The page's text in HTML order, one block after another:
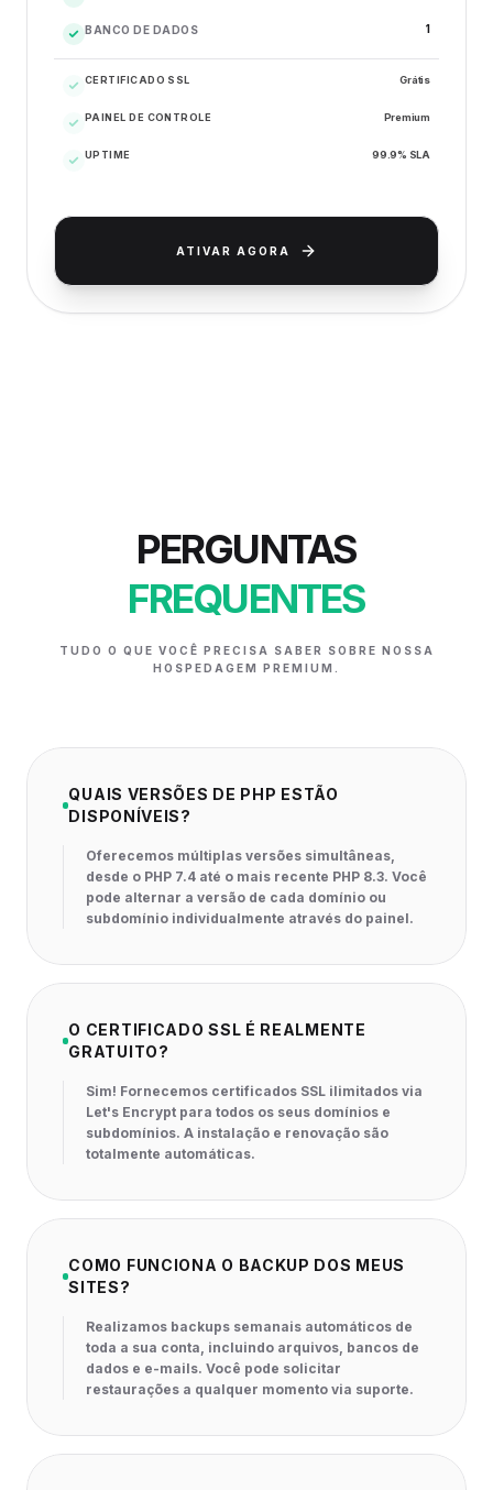
BANCO DE DADOS 1
CERTIFICADO SSL Grátis
PAINEL DE CONTROLE Premium
UPTIME 99.9% SLA
ATIVAR AGORA
PERGUNTAS
FREQUENTES
TUDO O QUE VOCÊ PRECISA SABER SOBRE NOSSA
HOSPEDAGEM PREMIUM.
QUAIS VERSÕES DE PHP ESTÃO
DISPONÍVEIS?
Oferecemos múltiplas versões simultâneas,
desde o PHP 7.4 até o mais recente PHP 8.3. Você
pode alternar a versão de cada domínio ou
subdomínio individualmente através do painel.
O CERTIFICADO SSL É REALMENTE
GRATUITO?
Sim! Fornecemos certificados SSL ilimitados via
Let's Encrypt para todos os seus domínios e
subdomínios. A instalação e renovação são
totalmente automáticas.
COMO FUNCIONA O BACKUP DOS MEUS
SITES?
Realizamos backups semanais automáticos de
toda a sua conta, incluindo arquivos, bancos de
dados e e-mails. Você pode solicitar
restaurações a qualquer momento via suporte.